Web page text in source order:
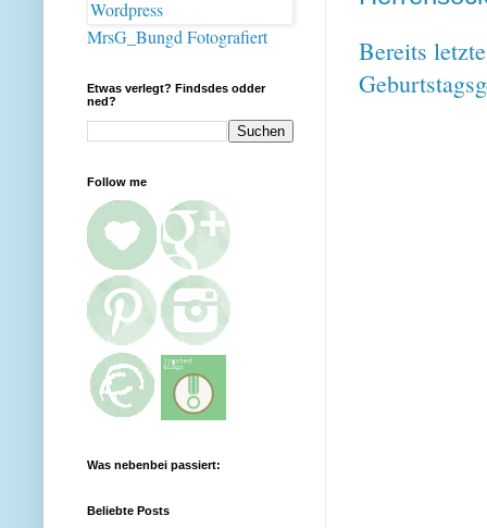
Bereits
MrsG_Bungd Fotografiert
Etwas verlegt? Findsdes odder
ned?
Follow me
Was nebenbei passiert:
Beliebte Posts